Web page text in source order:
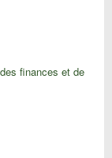
finances et de